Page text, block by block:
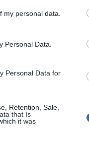
my personal data.
Personal Data.
Personal Data for
Retention, Sale,
that Is
it was
Mato Grosso. Tuż przed
parlamentu ze
gryzonie świata
się obecnością